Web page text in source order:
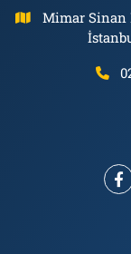
Mimar Sinan